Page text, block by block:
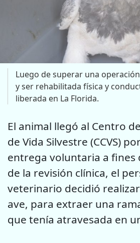
Luego de superar una
y ser rehabilitada física y
liberada en La Florida.
El animal llegó al Centro
de Vida Silvestre (CCVS)
entrega voluntaria a fines
de la revisión clínica, el
veterinario decidió
ave, para extraer una
que tenía atravesada en